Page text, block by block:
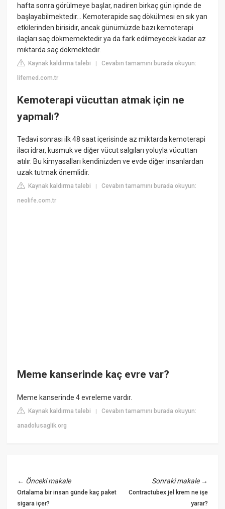
hafta sonra görülmeye başlar, nadiren birkaç gün içinde de
başlayabilmektedir... Kemoterapide saç dökülmesi en sık yan
etkilerinden birisidir, ancak günümüzde bazı kemoterapi
ilaçları saç dökmemektedir ya da fark edilmeyecek kadar az
miktarda saç dökmektedir.
Kaynak kaldırma talebi |Cevabın tamamını burada okuyun:
lifemed.com.tr
Kemoterapi vücuttan atmak için ne
yapmalı?
Tedavi sonrası ilk 48 saat içerisinde az miktarda kemoterapi
ilacı idrar, kusmuk ve diğer vücut salgıları yoluyla vücuttan
atılır. Bu kimyasalları kendinizden ve evde diğer insanlardan
uzak tutmak önemlidir.
Kaynak kaldırma talebi |Cevabın tamamını burada okuyun:
neolife.com.tr
Meme kanserinde kaç evre var?
Meme kanserinde 4 evreleme vardır.
Kaynak kaldırma talebi |Cevabın tamamını burada okuyun:
anadolusaglik.org
← Önceki makale
Ortalama bir insan günde kaç paket
sigara içer?
Sonraki makale→
Contractubex jel krem ne işe
yarar?